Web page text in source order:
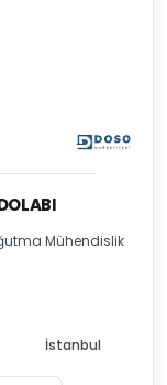
Mühendislik
İstanbul